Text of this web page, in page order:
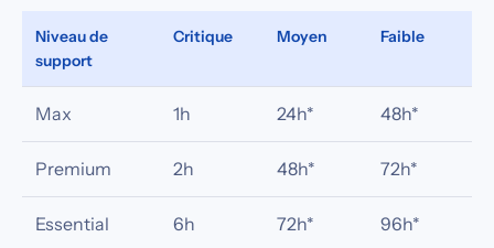
Niveau de
support
Critique Moyen Faible
Max 1h 24h* 48h*
Premium 2h 48h* 72h*
Essential 6h 72h* 96h*